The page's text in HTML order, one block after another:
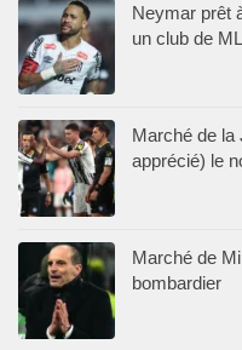
Neymar prêt
un club de
Marché de la
apprécié) le
Marché de
bombardier